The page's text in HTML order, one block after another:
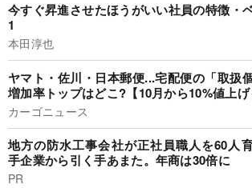
今すぐ昇進させたほうがいい社員の特徴・
1
本田淳也
ヤマト・佐川・日本郵便...宅配便の「取扱
増加率トップはどこ?【10月から10%値上げ
カーゴニュース
地方の防水工事会社が正社員職人を60人
手企業から引く手あまた。年商は30倍に
PR